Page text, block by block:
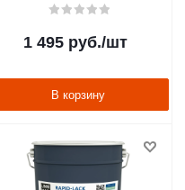
1 495руб./шт
В корзину